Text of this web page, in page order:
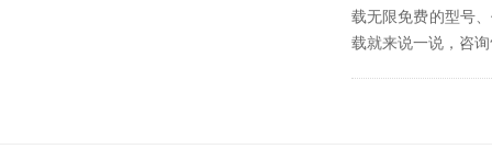
载无限免费的型号
载就来说一说，